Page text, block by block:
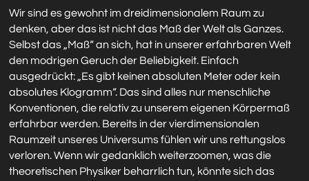
Wir sind es gewohnt im dreidimensionalem Raum zu
denken, aber das ist nicht das Maß der Welt als Ganzes.
Selbst das „Maß“ an sich, hat in unserer erfahrbaren Welt
den modrigen Geruch der Beliebigkeit. Einfach
ausgedrückt: „Es gibt keinen absoluten Meter oder kein
absolutes Klogramm“. Das sind alles nur menschliche
Konventionen, die relativ zu unserem eigenen Körpermaß
erfahrbar werden. Bereits in der vierdimensionalen
Raumzeit unseres Universums fühlen wir uns rettungslos
verloren. Wenn wir gedanklich weiterzoomen, was die
theoretischen Physiker beharrlich tun, könnte sich das